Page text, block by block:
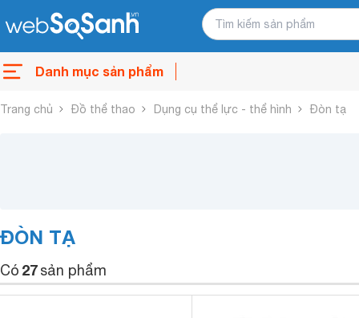
Danh mục sản phẩm
Trang chủ Đồ thể thao Dụng cụ thể lực - thể hình Đòn tạ
ĐÒN TẠ
Có 27sản phẩm